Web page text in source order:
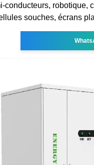
conducteurs, robotique,
souches, écrans